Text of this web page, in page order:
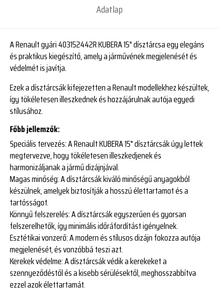
Adatlap
A Renault gyári 403152442R KUBERA 15" dísztárcsa egy elegáns
és praktikus kiegészítő, amely a járművének megjelenését és
védelmét is javítja.
Ezek a dísztárcsák kifejezetten a Renault modellekhez készültek,
így tökéletesen illeszkednek és hozzájárulnak autója egyedi
stílusához.
Főbb jellemzők:
Speciális tervezés:A Renault KUBERA 15" dísztárcsák úgy lettek
megtervezve, hogy tökéletesen illeszkedjenek és
harmonizáljanak a jármű dizájnjával.
Magas minőség:A dísztárcsák kiváló minőségű anyagokból
készülnek, amelyek biztosítják a hosszú élettartamot és a
tartósságot.
Könnyű felszerelés:A dísztárcsák egyszerűen és gyorsan
felszerelhetők, így minimális időráfordítást igényelnek.
Esztétikai vonzerő:A modern és stílusos dizájn fokozza autója
megjelenését, és vonzóbbá teszi azt.
Kerekek védelme:A dísztárcsák védik a kerekeket a
szennyeződéstől és a kisebb sérülésektől, meghosszabbítva
ezzel azok élettartamát.